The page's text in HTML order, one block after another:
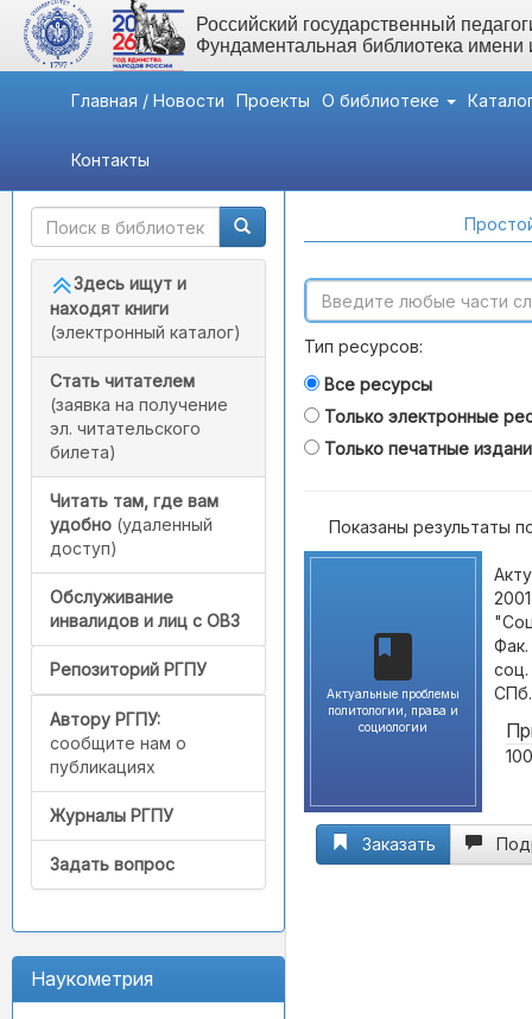
Российский государственный
Фундаментальная библиотека
Главная / Новости Проекты О библиотеке
Контакты
Быстрый доступ
Здесь ищут и
находят книги
(электронный каталог)
Стать читателем
(заявка на получение
эл. читательского
билета)
Читать там, где вам
удобно (удаленный
доступ)
Обслуживание
инвалидов и лиц с ОВЗ
Репозиторий РГПУ
Автору РГПУ:
сообщите нам о
публикациях
Журналы РГПУ
Задать вопрос
Наукометрия
Тип ресурсов:
Все ресурсы
Только электронные
Только печатные
Показаны результаты
Актуальные проблемы
политологии, права и
социологии
Фак.
Заказать